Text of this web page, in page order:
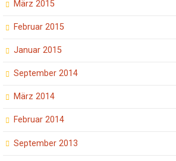
März 2015
Februar 2015
Januar 2015
September 2014
März 2014
Februar 2014
September 2013